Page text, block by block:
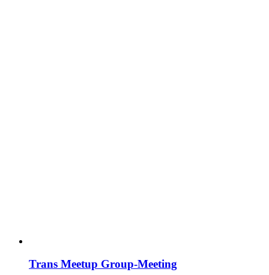
Trans Meetup Group-Meeting